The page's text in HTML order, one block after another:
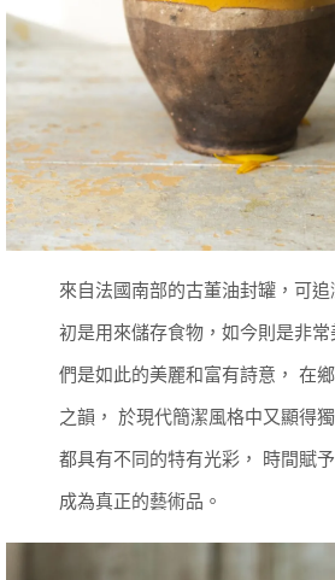
來自法國南部的古董油封罐，可追
初是用來儲存食物，如今則是非常
們是如此的美麗和富有詩意， 在
之韻， 於現代簡潔風格中又顯得獨
都具有不同的特有光彩， 時間賦
成為真正的藝術品。